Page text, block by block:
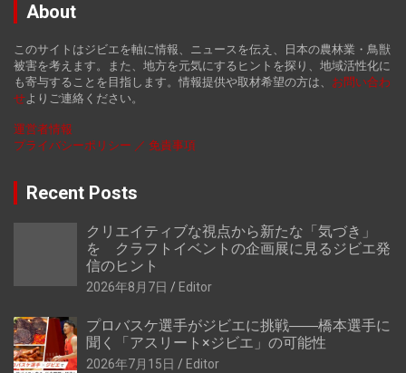
About
このサイトはジビエを軸に情報、ニュースを伝え、日本の農林業・鳥獣
被害を考えます。また、地方を元気にするヒントを探り、地域活性化に
も寄与することを目指します。情報提供や取材希望の方は、 お問い合わ
せよりご連絡ください。
運営者情報
プライバシーポリシー ／ 免責事項
Recent Posts
クリエイティブな視点から新たな「気づき」
を クラフトイベントの企画展に見るジビエ発
信のヒント
2026年8月7日 Editor
プロバスケ選手がジビエに挑戦――橋本選手に
聞く「アスリート×ジビエ」の可能性
2026年7月15日 Editor